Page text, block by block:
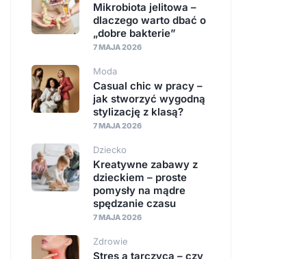
Mikrobiota jelitowa –
dlaczego warto dbać o
„dobre bakterie”
7 MAJA 2026
Moda
Casual chic w pracy –
jak stworzyć wygodną
stylizację z klasą?
7 MAJA 2026
Dziecko
Kreatywne zabawy z
dzieckiem – proste
pomysły na mądre
spędzanie czasu
7 MAJA 2026
Zdrowie
Stres a tarczyca – czy